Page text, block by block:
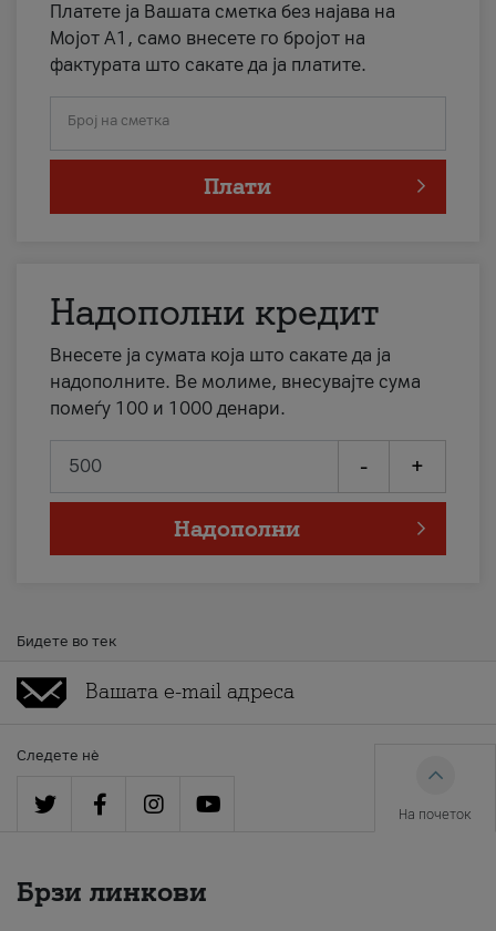
Платете ја Вашата сметка без најава на
Мојот А1, само внесете го бројот на
фактурата што сакате да ја платите.
Број на сметка
Плати
Надополни кредит
Внесете ја сумата која што сакате да ја
надополните. Ве молиме, внесувајте сума
помеѓу 100 и 1000 денари.
- +
Надополни
Бидете во тек
Следете нè
На почеток
Брзи линкови